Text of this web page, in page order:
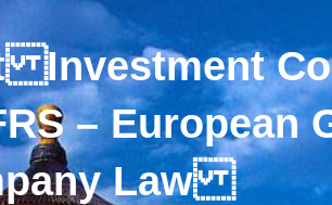
Investment
– European
Law
站式服
ONE-STOP